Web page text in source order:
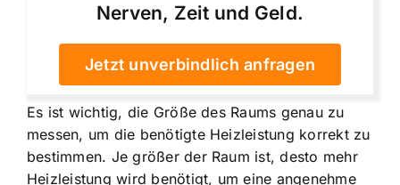
Nerven, Zeit und Geld.
Jetzt unverbindlich anfragen
Es ist wichtig, die Größe des Raums genau zu
messen, um die benötigte Heizleistung korrekt zu
bestimmen. Je größer der Raum ist, desto mehr
Heizleistung wird benötigt, um eine angenehme